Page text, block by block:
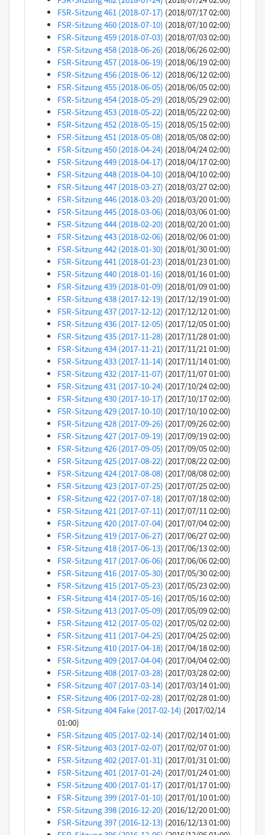
FSR-Sitzung 461 (2018-07-17) (2018/07/17 02:00)
FSR-Sitzung 460 (2018-07-10) (2018/07/10 02:00)
FSR-Sitzung 459 (2018-07-03) (2018/07/03 02:00)
FSR-Sitzung 458 (2018-06-26) (2018/06/26 02:00)
FSR-Sitzung 457 (2018-06-19) (2018/06/19 02:00)
FSR-Sitzung 456 (2018-06-12) (2018/06/12 02:00)
FSR-Sitzung 455 (2018-06-05) (2018/06/05 02:00)
FSR-Sitzung 454 (2018-05-29) (2018/05/29 02:00)
FSR-Sitzung 453 (2018-05-22) (2018/05/22 02:00)
FSR-Sitzung 452 (2018-05-15) (2018/05/15 02:00)
FSR-Sitzung 451 (2018-05-08) (2018/05/08 02:00)
FSR-Sitzung 450 (2018-04-24) (2018/04/24 02:00)
FSR-Sitzung 449 (2018-04-17) (2018/04/17 02:00)
FSR-Sitzung 448 (2018-04-10) (2018/04/10 02:00)
FSR-Sitzung 447 (2018-03-27) (2018/03/27 02:00)
FSR-Sitzung 446 (2018-03-20) (2018/03/20 01:00)
FSR-Sitzung 445 (2018-03-06) (2018/03/06 01:00)
FSR-Sitzung 444 (2018-02-20) (2018/02/20 01:00)
FSR-Sitzung 443 (2018-02-06) (2018/02/06 01:00)
FSR-Sitzung 442 (2018-01-30) (2018/01/30 01:00)
FSR-Sitzung 441 (2018-01-23) (2018/01/23 01:00)
FSR-Sitzung 440 (2018-01-16) (2018/01/16 01:00)
FSR-Sitzung 439 (2018-01-09) (2018/01/09 01:00)
FSR-Sitzung 438 (2017-12-19) (2017/12/19 01:00)
FSR-Sitzung 437 (2017-12-12) (2017/12/12 01:00)
FSR-Sitzung 436 (2017-12-05) (2017/12/05 01:00)
FSR-Sitzung 435 (2017-11-28) (2017/11/28 01:00)
FSR-Sitzung 434 (2017-11-21) (2017/11/21 01:00)
FSR-Sitzung 433 (2017-11-14) (2017/11/14 01:00)
FSR-Sitzung 432 (2017-11-07) (2017/11/07 01:00)
FSR-Sitzung 431 (2017-10-24) (2017/10/24 02:00)
FSR-Sitzung 430 (2017-10-17) (2017/10/17 02:00)
FSR-Sitzung 429 (2017-10-10) (2017/10/10 02:00)
FSR-Sitzung 428 (2017-09-26) (2017/09/26 02:00)
FSR-Sitzung 427 (2017-09-19) (2017/09/19 02:00)
FSR-Sitzung 426 (2017-09-05) (2017/09/05 02:00)
FSR-Sitzung 425 (2017-08-22) (2017/08/22 02:00)
FSR-Sitzung 424 (2017-08-08) (2017/08/08 02:00)
FSR-Sitzung 423 (2017-07-25) (2017/07/25 02:00)
FSR-Sitzung 422 (2017-07-18) (2017/07/18 02:00)
FSR-Sitzung 421 (2017-07-11) (2017/07/11 02:00)
FSR-Sitzung 420 (2017-07-04) (2017/07/04 02:00)
FSR-Sitzung 419 (2017-06-27) (2017/06/27 02:00)
FSR-Sitzung 418 (2017-06-13) (2017/06/13 02:00)
FSR-Sitzung 417 (2017-06-06) (2017/06/06 02:00)
FSR-Sitzung 416 (2017-05-30) (2017/05/30 02:00)
FSR-Sitzung 415 (2017-05-23) (2017/05/23 02:00)
FSR-Sitzung 414 (2017-05-16) (2017/05/16 02:00)
FSR-Sitzung 413 (2017-05-09) (2017/05/09 02:00)
FSR-Sitzung 412 (2017-05-02) (2017/05/02 02:00)
FSR-Sitzung 411 (2017-04-25) (2017/04/25 02:00)
FSR-Sitzung 410 (2017-04-18) (2017/04/18 02:00)
FSR-Sitzung 409 (2017-04-04) (2017/04/04 02:00)
FSR-Sitzung 408 (2017-03-28) (2017/03/28 02:00)
FSR-Sitzung 407 (2017-03-14) (2017/03/14 01:00)
FSR-Sitzung 406 (2017-02-28) (2017/02/28 01:00)
FSR-Sitzung 404 Fake (2017-02-14) (2017/02/14
01:00)
FSR-Sitzung 405 (2017-02-14) (2017/02/14 01:00)
FSR-Sitzung 403 (2017-02-07) (2017/02/07 01:00)
FSR-Sitzung 402 (2017-01-31) (2017/01/31 01:00)
FSR-Sitzung 401 (2017-01-24) (2017/01/24 01:00)
FSR-Sitzung 400 (2017-01-17) (2017/01/17 01:00)
FSR-Sitzung 399 (2017-01-10) (2017/01/10 01:00)
FSR-Sitzung 398 (2016-12-20) (2016/12/20 01:00)
FSR-Sitzung 397 (2016-12-13) (2016/12/13 01:00)